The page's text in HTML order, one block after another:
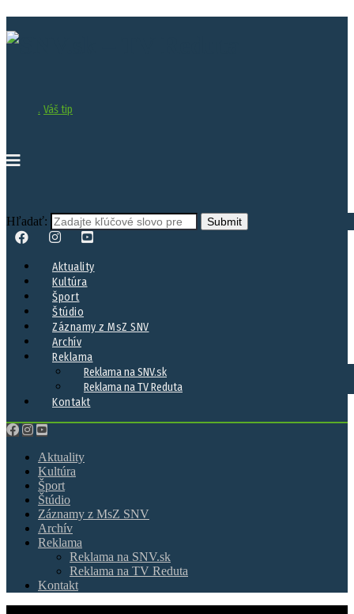
. Váš tip
Hľadať:
Aktuality
Kultúra
Šport
Štúdio
Záznamy z MsZ SNV
Archív
Reklama
Reklama na SNV.sk
Reklama na TV Reduta
Kontakt
Aktuality
Kultúra
Šport
Štúdio
Záznamy z MsZ SNV
Archív
Reklama
Reklama na SNV.sk
Reklama na TV Reduta
Kontakt